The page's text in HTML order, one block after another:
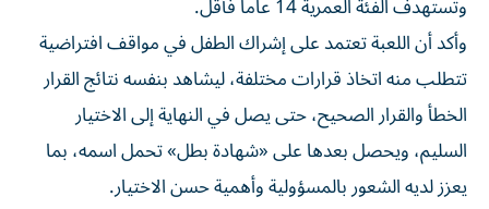
وأكد أن اللعبة تعتمد على إشراك الطفل في مواقف افتراضية
تتطلب منه اتخاذ قرارات مختلفة، ليشاهد بنفسه نتائج القرار
الخطأ والقرار الصحيح، حتى يصل في النهاية إلى الاختيار
السليم، ويحصل بعدها على «شهادة بطل» تحمل اسمه، بما
يعزز لديه الشعور بالمسؤولية وأهمية حسن الاختيار.